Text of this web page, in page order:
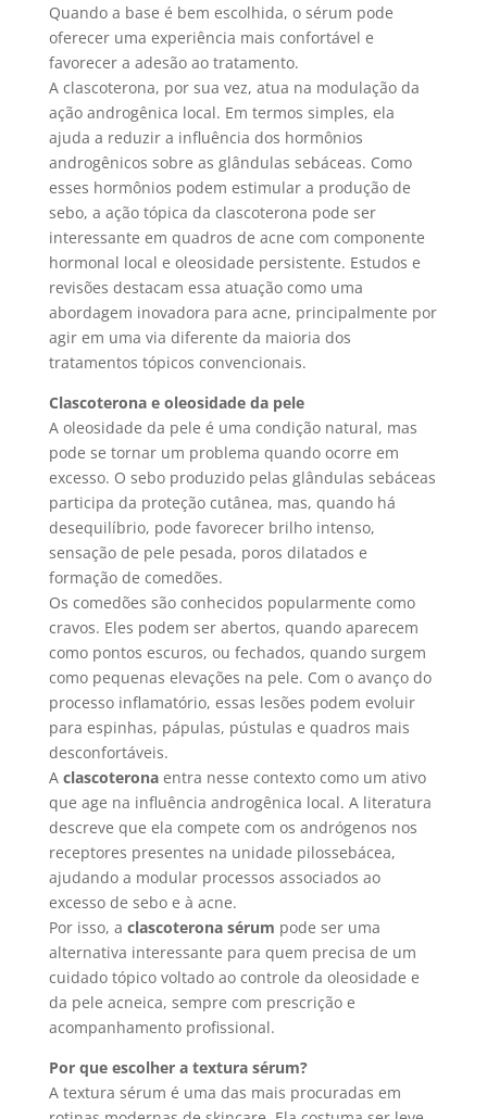
Quando a base é bem escolhida, o sérum pode
oferecer uma experiência mais confortável e
favorecer a adesão ao tratamento.
A clascoterona, por sua vez, atua na modulação da
ação androgênica local. Em termos simples, ela
ajuda a reduzir a influência dos hormônios
androgênicos sobre as glândulas sebáceas. Como
esses hormônios podem estimular a produção de
sebo, a ação tópica da clascoterona pode ser
interessante em quadros de acne com componente
hormonal local e oleosidade persistente. Estudos e
revisões destacam essa atuação como uma
abordagem inovadora para acne, principalmente por
agir em uma via diferente da maioria dos
tratamentos tópicos convencionais.
Clascoterona e oleosidade da pele
A oleosidade da pele é uma condição natural, mas
pode se tornar um problema quando ocorre em
excesso. O sebo produzido pelas glândulas sebáceas
participa da proteção cutânea, mas, quando há
desequilíbrio, pode favorecer brilho intenso,
sensação de pele pesada, poros dilatados e
formação de comedões.
Os comedões são conhecidos popularmente como
cravos. Eles podem ser abertos, quando aparecem
como pontos escuros, ou fechados, quando surgem
como pequenas elevações na pele. Com o avanço do
processo inflamatório, essas lesões podem evoluir
para espinhas, pápulas, pústulas e quadros mais
desconfortáveis.
A clascoteronaentra nesse contexto como um ativo
que age na influência androgênica local. A literatura
descreve que ela compete com os andrógenos nos
receptores presentes na unidade pilossebácea,
ajudando a modular processos associados ao
excesso de sebo e à acne.
Por isso, a clascoterona sérum pode ser uma
alternativa interessante para quem precisa de um
cuidado tópico voltado ao controle da oleosidade e
da pele acneica, sempre com prescrição e
acompanhamento profissional.
Por que escolher a textura sérum?
A textura sérum é uma das mais procuradas em